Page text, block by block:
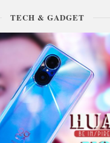
TECH & GADGET